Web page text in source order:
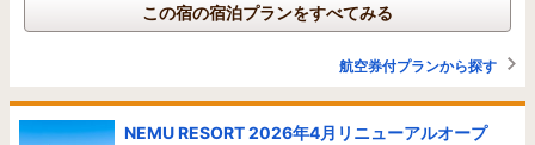
この宿の宿泊プランをすべてみる
航空券付プランから探す
NEMU RESORT 2026年4月リニューアルオープ